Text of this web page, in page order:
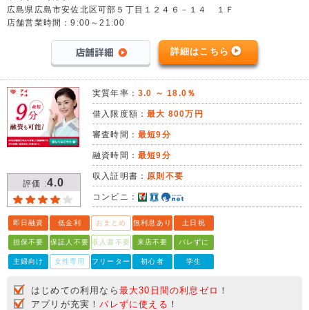
広島県広島市安佐北区可部５丁目１２４６－１４ １Ｆ
店舗営業時間：9:00～21:00
詳細はこちら
評価 :4.0
実質年率： 3.0 ～ 18.0％
借入限度額：最大 800万円
審査時間： 最短9分
融資時間： 最短9分
収入証明書： 原則不要
コンビニ：
即日融資 低金利 おまとめ 無利息あり 土日祝
担保不要 保証人不要 収入書不要 来店不要 バレずに
主婦向け 女性専用 フリーター 初心者 学生
はじめての利用なら 最大30日間の利息ゼロ ！
アプリが充実！バレずに使える ！